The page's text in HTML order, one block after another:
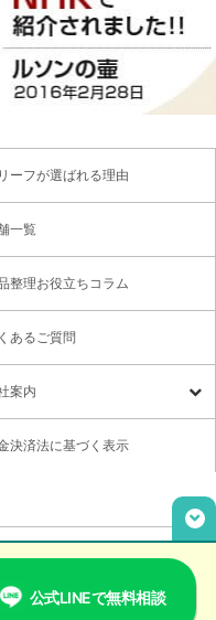
公式LINEで無料相談
ーフが選ばれる理由
残置物撤去
ミ屋敷・モノ屋敷
収書の発行方法
一覧
整理お役立ちコラム
あるご質問
無料相談
案内
社長メッセージ
決済法に基づく表示
reserved.